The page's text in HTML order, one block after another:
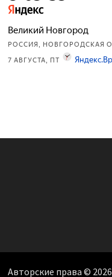
Авторские права © 2026